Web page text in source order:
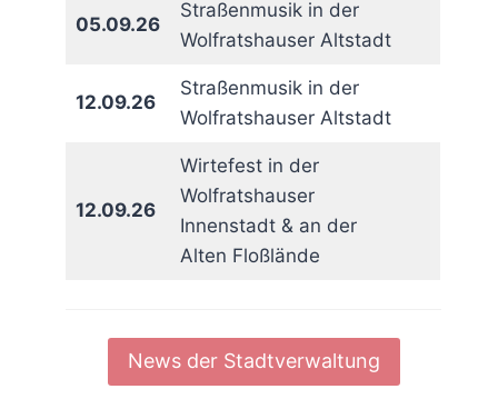
05.09.26
Straßenmusik in der
Wolfratshauser Altstadt
12.09.26
Straßenmusik in der
Wolfratshauser Altstadt
12.09.26
Wirtefest in der
Wolfratshauser
Innenstadt & an der
Alten Floßlände
News der Stadtverwaltung